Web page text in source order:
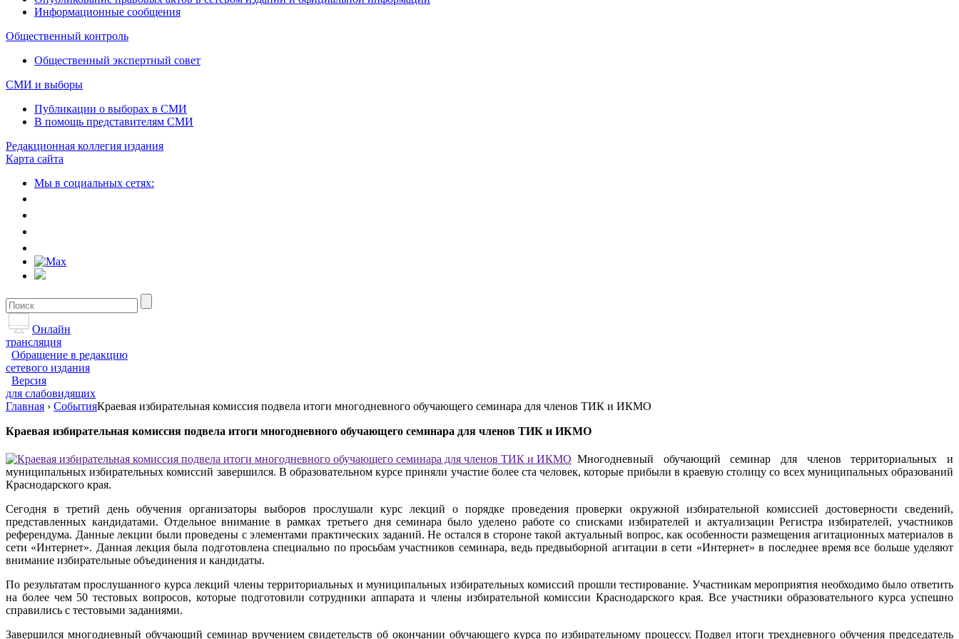
Информационные сообщения
Общественный контроль
Общественный экспертный совет
СМИ и выборы
Публикации о выборах в СМИ
В помощь представителям СМИ
Редакционная коллегия издания
Карта сайта
Мы в социальных сетях:
Онлайн
трансляция
Обращение в редакцию
сетевого издания
Версия
для слабовидящих
Главная › СобытияКраевая избирательная комиссия подвела итоги многодневного обучающего семинара для членов ТИК и ИКМО
Краевая избирательная комиссия подвела итоги многодневного обучающего семинара для членов ТИК и ИКМО
Многодневный обучающий семинар для членов территориальных и
муниципальных избирательных комиссий завершился. В образовательном курсе приняли участие более ста человек, которые прибыли в краевую столицу со всех муниципальных образований
Краснодарского края.
Сегодня в третий день обучения организаторы выборов прослушали курс лекций о порядке проведения проверки окружной избирательной комиссией достоверности сведений,
представленных кандидатами. Отдельное внимание в рамках третьего дня семинара было уделено работе со списками избирателей и актуализации Регистра избирателей, участников
референдума. Данные лекции были проведены с элементами практических заданий. Не остался в стороне такой актуальный вопрос, как особенности размещения агитационных материалов в
сети «Интернет». Данная лекция была подготовлена специально по просьбам участников семинара, ведь предвыборной агитации в сети «Интернет» в последнее время все больше уделяют
внимание избирательные объединения и кандидаты.
По результатам прослушанного курса лекций члены территориальных и муниципальных избирательных комиссий прошли тестирование. Участникам мероприятия необходимо было ответить
на более чем 50 тестовых вопросов, которые подготовили сотрудники аппарата и члены избирательной комиссии Краснодарского края. Все участники образовательного курса успешно
справились с тестовыми заданиями.
Завершился многодневный обучающий семинар вручением свидетельств об окончании обучающего курса по избирательному процессу. Подвел итоги трехдневного обучения председатель